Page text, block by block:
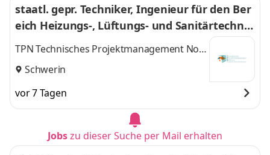
staatl. gepr. Techniker, Ingenieur für den Ber
eich Heizungs-, Lüftungs- und Sanitärtechnik
(m/w/d)
TPN Technisches Projektmanagement Nord
GmbH
Schwerin
vor 7 Tagen
Jobszu dieser Suche per Mail erhalten